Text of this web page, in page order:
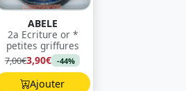
ABELE
2a Ecriture or *
petites griffures
7,00€3,90€ -44%
Ajouter